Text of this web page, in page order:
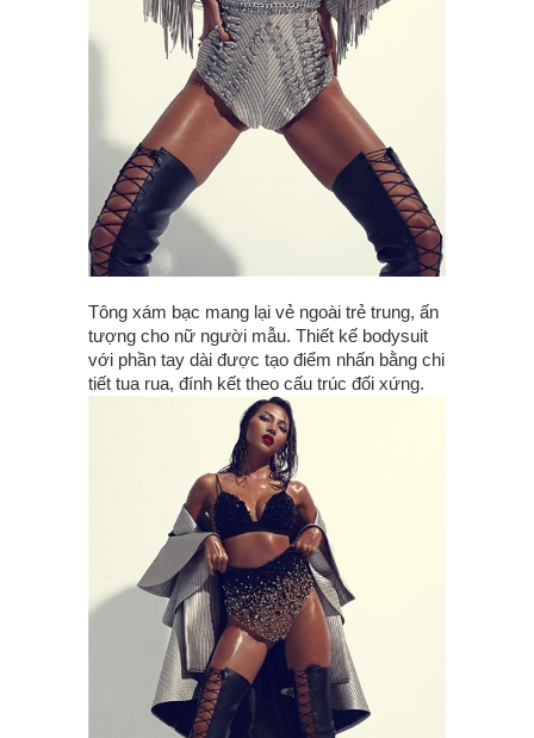
Tông xám bạc mang lại vẻ ngoài trẻ trung, ấn
tượng cho nữ người mẫu. Thiết kế bodysuit
với phần tay dài được tạo điểm nhấn bằng chi
tiết tua rua, đính kết theo cấu trúc đối xứng.